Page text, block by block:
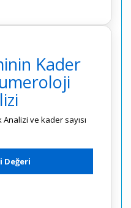
Kader
ve kader sayısı
Değeri